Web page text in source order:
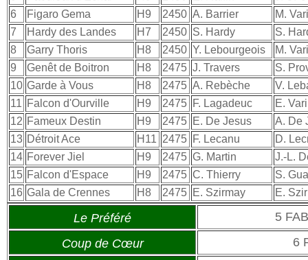
6
Figaro Gema H9 2450 A. Barrier
M.
7
Hardy des Landes H7 2450 S. Hardy
S.
8
Garry Thoris H8 2450 Y. Lebourgeois
M.
9
Genêt de Boitron H8 2475 J. Travers
S.
10 Garde à Vous H8 2475 A. Rebèche
V.
11 Falcon d'Ourville H9 2475 F. Lagadeuc
E.
12 Fameux Destin H9 2475 E. De Jesus
A. De
13 Détroit Ace H11 2475 F. Lecanu
D.
14 Forever Jiel H9 2475 G. Martin
J.-L.
15 Falcon d'Espace H9 2475 C. Thierry
S.
16 Gala de Crennes H8 2475 E. Szirmay E.
Le Préféré
5
Coup de Cœur
6